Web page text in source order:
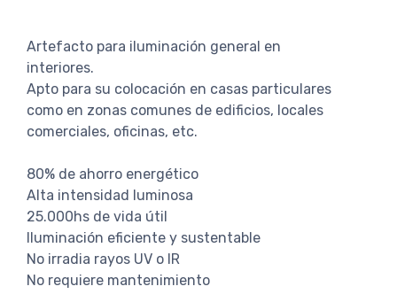
Artefacto para iluminación general en
interiores.
Apto para su colocación en casas particulares
como en zonas comunes de edificios, locales
comerciales, oficinas, etc.
80% de ahorro energético
Alta intensidad luminosa
25.000hs de vida útil
Iluminación eficiente y sustentable
No irradia rayos UV o IR
No requiere mantenimiento